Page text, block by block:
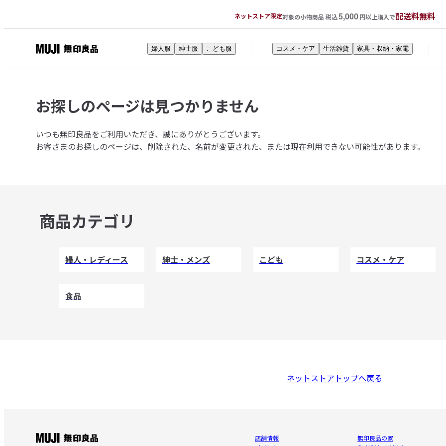
ネットストア限定対象の小物商品 税込5,000円以上購入で配送料無料
印
品
ネ
ト
ス
婦人服 紳士服 こども服 コスメ・ケア 生活雑貨 家具・収納・家電
お探しのページは見つかりません
いつも無印良品をご利用いただき、誠にありがとうございます。
お客さまのお探しのページは、削除された、名前が変更された、または現在利用できない可能性があります。
商品カテゴリ
婦人・レディース 紳士・メンズ こども コスメ・ケア
食品
ネットストアトップへ戻る
店舗情報
無印良品の家